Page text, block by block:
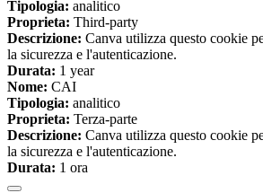
Tipologia: analitico
Proprieta: Third-party
Descrizione: Canva utilizza questo cookie
la sicurezza e l'autenticazione.
Durata: 1 year
Nome: CAI
Tipologia: analitico
Proprieta: Terza-parte
Descrizione: Canva utilizza questo cookie
la sicurezza e l'autenticazione.
Durata: 1 ora